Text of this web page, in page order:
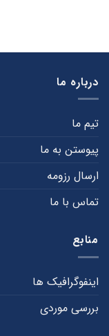
این
چگونه
درباره ما
تیم ما
پیوستن به ما
ارسال رزومه
تماس با ما
منابع
اینفوگرافیک ها
بررسی موردی